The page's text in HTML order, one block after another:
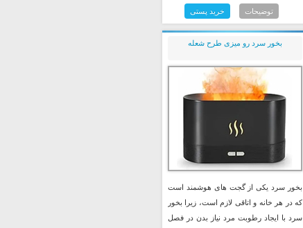
بیشتری در جاده‌ها تجربه کنید.
توضیحات خرید پستی
بخور سرد رو میزی طرح شعله
بخور سرد یکی از گجت های هوشمند است
که در هر خانه و اتاقی لازم است، زیرا بخور
سرد با ایجاد رطوبت مرد نیاز بدن در فصل